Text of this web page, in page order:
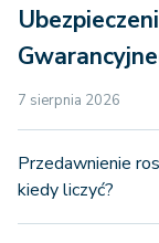
7 sierpnia 2026
Przedawnienie
kiedy liczyć?